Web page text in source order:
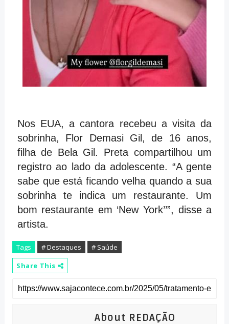
Nos EUA, a cantora recebeu a visita da
sobrinha, Flor Demasi Gil, de 16 anos,
filha de Bela Gil. Preta compartilhou um
registro ao lado da adolescente. “A gente
sabe que está ficando velha quando a sua
sobrinha te indica um restaurante. Um
bom restaurante em ‘New York’’”, disse a
artista.
Tags # Destaques
# Saúde
Share This
About REDAÇÃO